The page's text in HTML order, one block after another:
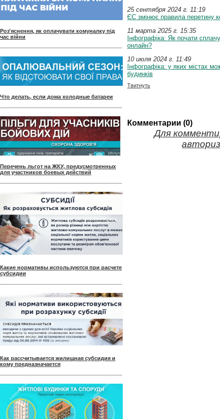
Роз'яснення, як оплачувати комуналку під
час війни
Что делать, если дома холодные батареи
Перечень льгот на ЖКУ, предусмотренных
для участников боевых действий
Какие нормативы используются при расчете
субсидии
Как рассчитывается жилищная субсидия и
кому предназначается
25 сентября 2024 г. 11:19
ЄС змінює правила перетину
11 марта 2025 г. 15:35
Інфографіка: Як почати
онлайн?
10 июля 2024 г. 11:49
Інфографіка: у яких містах
будинків
Твитнуть
Комментарии (0)
Для